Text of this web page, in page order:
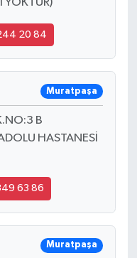
20 84
Muratpaşa
B
HASTANESİ
63 86
Muratpaşa